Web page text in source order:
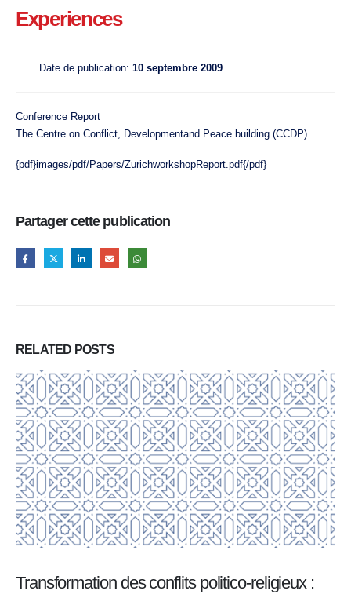
Experiences
Date de publication: 10 septembre 2009
Conference Report
The Centre on Conflict, Developmentand Peace building (CCDP)
{pdf}images/pdf/Papers/ZurichworkshopReport.pdf{/pdf}
Partager cette publication
RELATED POSTS
Transformation des conflits politico-religieux :